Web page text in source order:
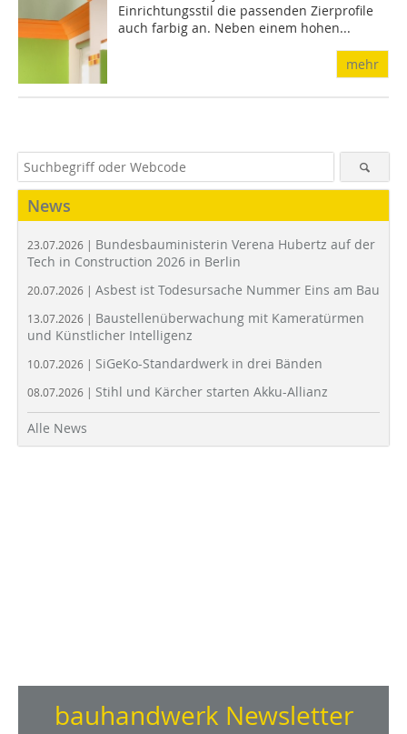
Einrichtungsstil die passenden Zierprofile
auch farbig an. Neben einem hohen...
mehr
News
23.07.2026 | Bundesbauministerin Verena Hubertz auf der
Tech in Construction 2026 in Berlin
20.07.2026 | Asbest ist Todesursache Nummer Eins am Bau
13.07.2026 | Baustellenüberwachung mit Kameratürmen
und Künstlicher Intelligenz
10.07.2026 | SiGeKo-Standardwerk in drei Bänden
08.07.2026 | Stihl und Kärcher starten Akku-Allianz
Alle News
bauhandwerk Newsletter